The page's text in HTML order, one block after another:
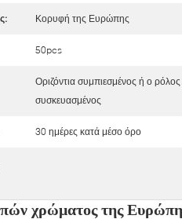
Κορυφή της Ευρώπης
50pcs
Οριζόντια συμπιεσμένος ή ο ρόλος
συσκευασμένος
30 ημέρες κατά μέσο όρο
χρώματος της